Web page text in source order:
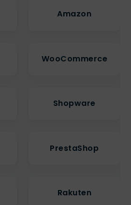
Amazon
WooCommerce
Shopware
PrestaShop
Rakuten